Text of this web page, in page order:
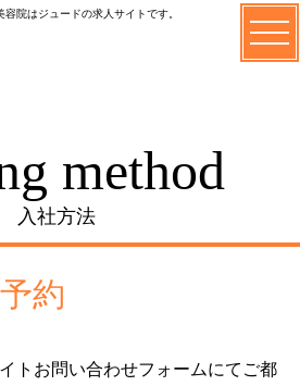
院はジュードの求人サイトです。
method
入社方法
約
トお問い合わせフォームにてご都